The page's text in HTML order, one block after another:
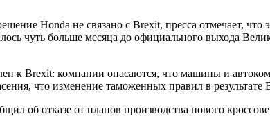
Honda не связано с Brexit, пресса отмечает,
чуть больше месяца до официального выхода
к Brexit: компании опасаются, что машины и
что изменение таможенных правил в
об отказе от планов производства нового